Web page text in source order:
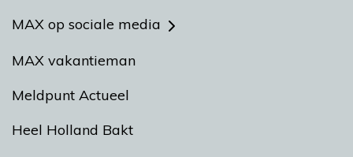
MAX op sociale media
MAX vakantieman
Meldpunt Actueel
Heel Holland Bakt